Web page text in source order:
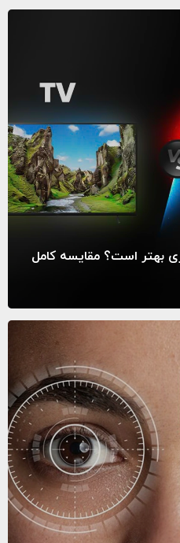
بهتر است؟ مقایسه کامل